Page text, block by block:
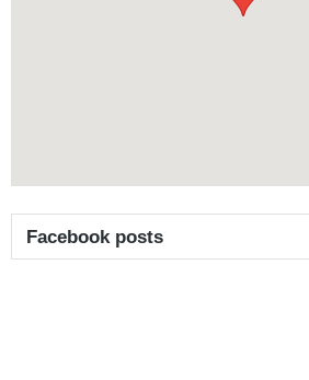
Facebook posts